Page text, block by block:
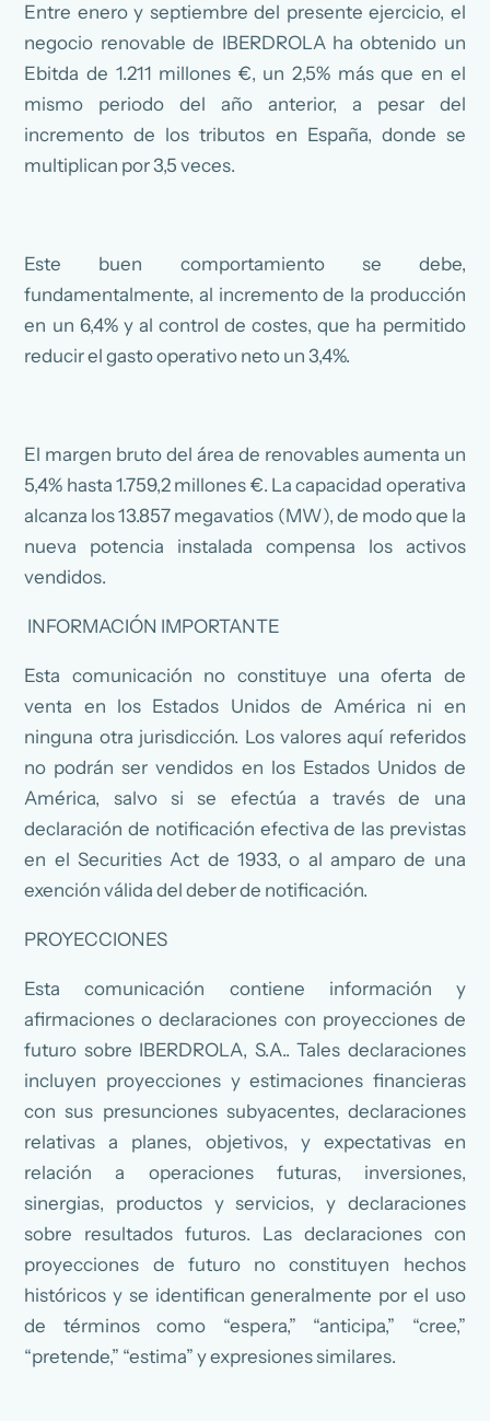
Entre enero y septiembre del presente ejercicio, el
negocio renovable de IBERDROLA ha obtenido un
Ebitda de 1.211 millones €, un 2,5% más que en el
mismo periodo del año anterior, a pesar del
incremento de los tributos en España, donde se
multiplican por 3,5 veces.
Este buen comportamiento se debe,
fundamentalmente, al incremento de la producción
en un 6,4% y al control de costes, que ha permitido
reducir el gasto operativo neto un 3,4%.
El margen bruto del área de renovables aumenta un
5,4% hasta 1.759,2 millones €. La capacidad operativa
alcanza los 13.857 megavatios (MW), de modo que la
nueva potencia instalada compensa los activos
vendidos.
INFORMACIÓN IMPORTANTE
Esta comunicación no constituye una oferta de
venta en los Estados Unidos de América ni en
ninguna otra jurisdicción. Los valores aquí referidos
no podrán ser vendidos en los Estados Unidos de
América, salvo si se efectúa a través de una
declaración de notificación efectiva de las previstas
en el Securities Act de 1933, o al amparo de una
exención válida del deber de notificación.
PROYECCIONES
Esta comunicación contiene información y
afirmaciones o declaraciones con proyecciones de
futuro sobre IBERDROLA, S.A.. Tales declaraciones
incluyen proyecciones y estimaciones financieras
con sus presunciones subyacentes, declaraciones
relativas a planes, objetivos, y expectativas en
relación a operaciones futuras, inversiones,
sinergias, productos y servicios, y declaraciones
sobre resultados futuros. Las declaraciones con
proyecciones de futuro no constituyen hechos
históricos y se identifican generalmente por el uso
de términos como “espera,” “anticipa,” “cree,”
“pretende,” “estima” y expresiones similares.